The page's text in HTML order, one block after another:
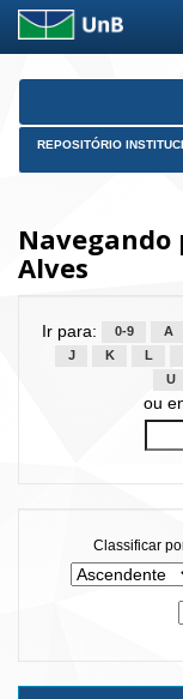
Skip
REPOSITÓRIO
Navegando
Alves
Ir para: 0-9 A
J
K L
U
ou
Classificar